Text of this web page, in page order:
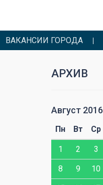
ВАКАНСИИ ГОРОДА
АРХИВ
Август 2016
Пн Вт Ср
1 2 3
8 9 10